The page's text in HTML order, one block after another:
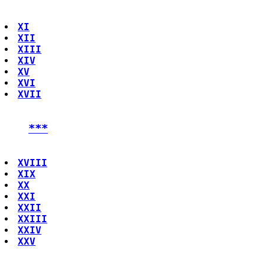
XI
XII
XIII
XIV
XV
XVI
XVII
***
XVIII
XIX
XX
XXI
XXII
XXIII
XXIV
XXV